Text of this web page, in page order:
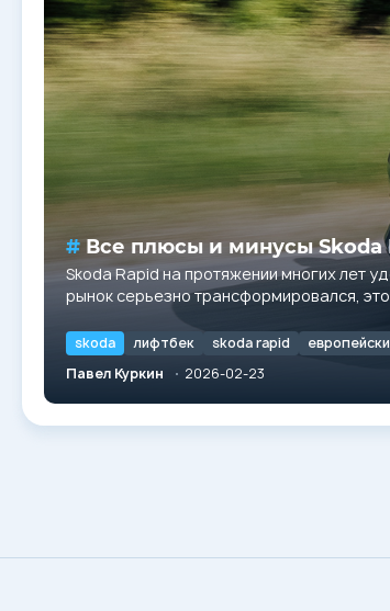
Все плюсы и минусы Skoda
Skoda Rapid на протяжении многих лет
рынок серьезно трансформировался,
skoda лифтбек skoda rapid
Павел Куркин
2026-02-23